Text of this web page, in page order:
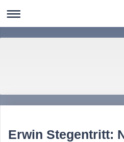
Erwin Stegentritt: